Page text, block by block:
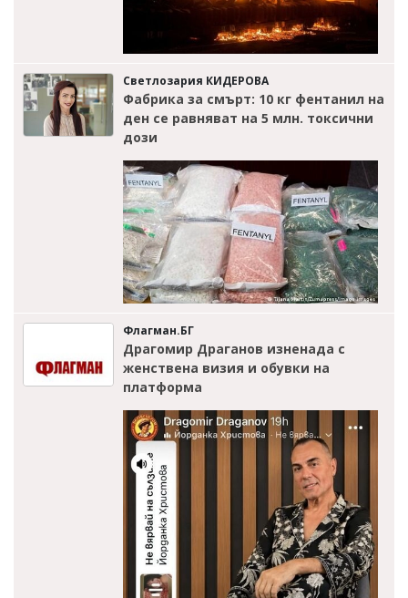
Светлозария КИДЕРОВА
Фабрика за смърт: 10 кг фентанил на
ден се равняват на 5 млн. токсични
дози
Флагман.БГ
Драгомир Драганов изненада с
женствена визия и обувки на
платформа